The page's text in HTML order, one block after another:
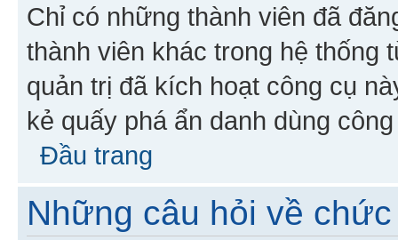
Chỉ có những thành viên đã
thành viên khác trong hệ thống
quản trị đã kích hoạt công cụ
kẻ quấy phá ẩn danh dùng
Đầu trang
Những câu hỏi về